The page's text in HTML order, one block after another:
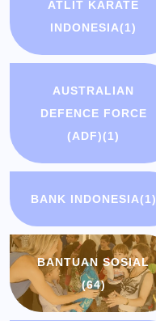
ATLIT KARATE
INDONESIA(1)
AUSTRALIAN
DEFENCE FORCE
(ADF)(1)
BANK INDONESIA(1)
BANTUAN SOSIAL
(64)